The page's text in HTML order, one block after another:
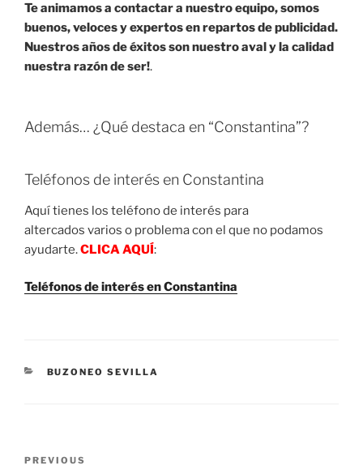
Te animamos a contactar a nuestro equipo, somos
buenos, veloces y expertos en repartos de publicidad.
Nuestros años de éxitos son nuestro aval y la calidad
nuestra razón de ser!.
Además… ¿Qué destaca en “Constantina”?
Teléfonos de interés en Constantina
Aquí tienes los teléfono de interés para
altercados varios o problema con el que no podamos
ayudarte.CLICA AQUÍ:
Teléfonos de interés en Constantina
CATEGORIES
BUZONEO SEVILLA
Previous
PREVIOUS